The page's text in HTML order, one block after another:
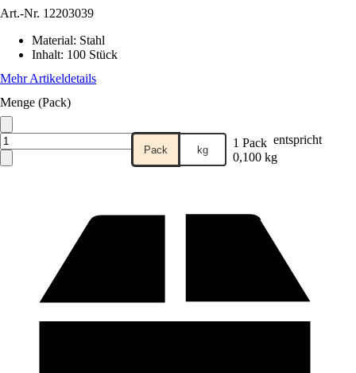
Art.-Nr. 12203039
Material: Stahl
Inhalt: 100 Stück
Mehr Artikeldetails
Menge (Pack)
Pack kg 1 Pack entspricht
0,100 kg